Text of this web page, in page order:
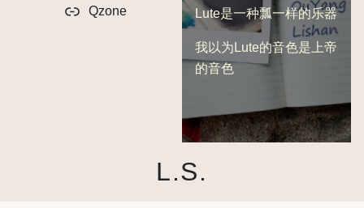
Qzone
Lute是一种瓢一样的乐器
我以为Lute的音色是上帝
的音色
L.S.